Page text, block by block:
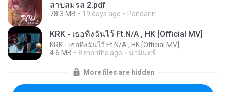
สาปสมรส 2.pdf
78.3 MB 19 days ago Pandarin
KRK - เธอทิ้งฉันไว้ Ft.N/A , HK [Official MV]
KRK - เธอทิ้งฉันไว้ Ft.N/A , HK [Official MV]
4.6 MB
8 months ago นวมินทร์
More files are hidden